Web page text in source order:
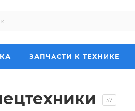
ЗАПЧАСТИ К ТЕХНИКЕ
37